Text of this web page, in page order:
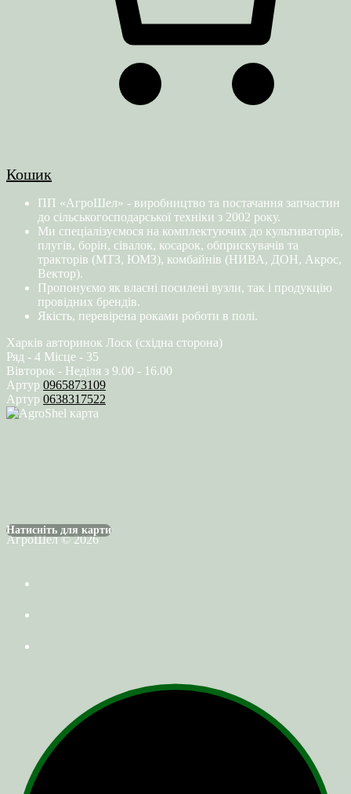
Кошик
ПП «АгроШел» - виробництво та постачання запчастин
до сільськогосподарської техніки з 2002 року.
Ми спеціалізуємося на комплектуючих до культиваторів,
плугів, борін, сівалок, косарок, обприскувачів та
тракторів (МТЗ, ЮМЗ), комбайнів (НИВА, ДОН, Акрос,
Вектор).
Пропонуємо як власні посилені вузли, так і продукцію
провідних брендів.
Якість, перевірена роками роботи в полі.
Харків авторинок Лоск (східна сторона)
Ряд - 4 Місце - 35
Вівторок - Неділя з 9.00 - 16.00
Артур 0965873109
Артур 0638317522
Натисніть для карти
АгроШел © 2026